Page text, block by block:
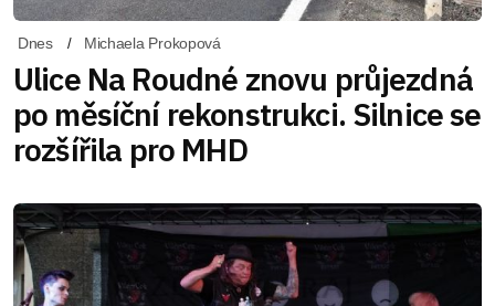
Dnes Michaela Prokopová
Ulice Na Roudné znovu průjezdná
po měsíční rekonstrukci. Silnice se
rozšířila pro MHD